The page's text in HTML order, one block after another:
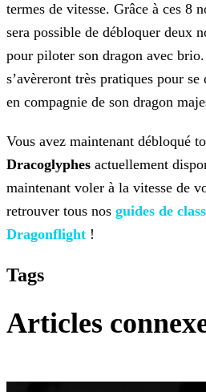
termes de vitesse. Grâce à ces 8
sera possible de débloquer deux
pour piloter son dragon avec brio.
s’avèreront très pratiques pour se
en compagnie de son dragon
Vous avez maintenant débloqué
Dracoglyphes actuellement
maintenant voler à la vitesse de
retrouver tous nos guides de
Dragonflight !
Tags
Articles